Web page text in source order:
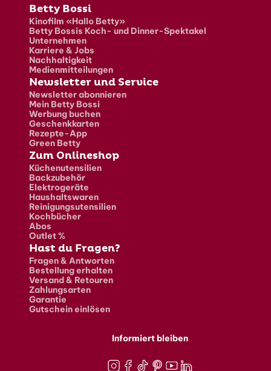
Fusszeile
Betty Bossi
Kinofilm «Hallo Betty»
Betty Bossis Koch- und Dinner-Spektakel
Unternehmen
Karriere & Jobs
Nachhaltigkeit
Medienmitteilungen
Newsletter und Service
Newsletter abonnieren
Mein Betty Bossi
Werbung buchen
Geschenkkarten
Rezepte-App
Green Betty
Zum Onlineshop
Küchenutensilien
Backzubehör
Elektrogeräte
Haushaltswaren
Reinigungsutensilien
Kochbücher
Abos
Outlet %
Hast du Fragen?
Fragen & Antworten
Bestellung erhalten
Versand & Retouren
Zahlungsarten
Garantie
Gutschein einlösen
Informiert bleiben